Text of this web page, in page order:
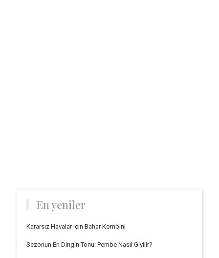
En yeniler
Kararsız Havalar için Bahar Kombini
Sezonun En Dingin Tonu: Pembe Nasıl Giyilir?